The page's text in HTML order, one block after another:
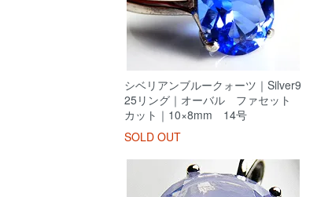
シベリアンブルークォーツ｜Silver9
25リング｜オーバル ファセット
カット｜10×8mm 14号
SOLD OUT